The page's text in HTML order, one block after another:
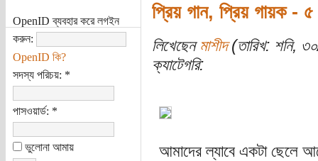
OpenID ব্যবহার করে লগইন
করুন:
OpenID কি?
সদস্য পরিচয়: *
পাসওয়ার্ড: *
ভুলোনা আমায়
প্রিয় গান, প্রিয় গায়ক - ৫
লিখেছেন মাশীদ(তারিখ: শনি,
ক্যাটেগরি:
আমাদের ল্যাবে একটা ছেলে